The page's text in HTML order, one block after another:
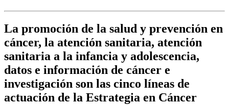
La promoción de la salud y prevención en
cáncer, la atención sanitaria, atención
sanitaria a la infancia y adolescencia,
datos e información de cáncer e
investigación son las cinco líneas de
actuación de la Estrategia en Cáncer